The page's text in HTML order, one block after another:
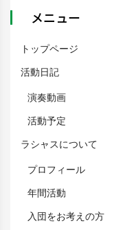
メニュー
トップページ
活動日記
演奏動画
活動予定
ラシャスについて
プロフィール
年間活動
入団をお考えの方